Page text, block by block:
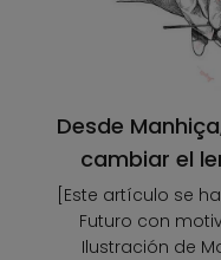
Desde
cambiar el
[Este artículo se
Futuro con
Ilustración de